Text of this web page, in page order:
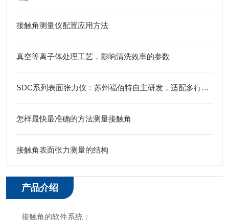
接触角测量仪配置应用方法
真空等离子体处理工艺，影响清洗效率的参数
SDC系列表面张力仪：苏州福佰特自主研发，适配多行业检测需求
怎样最快最准确的方法测量接触角
接触角表面张力测量的结构
产品介绍
接触角的软件系统：